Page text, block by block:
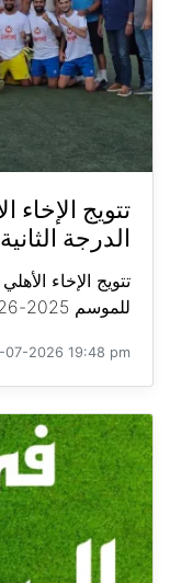
تتويج
الدرجة الثانية
تتويج الإخاء
للموسم 2025-2026 ...
07-2026 19:48 pm